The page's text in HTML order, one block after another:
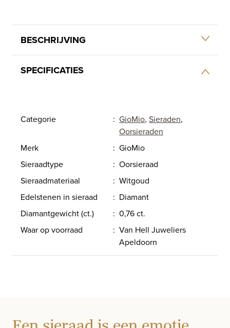
BESCHRIJVING
SPECIFICATIES
Categorie : GioMio, Sieraden,
Oorsieraden
Merk
: GioMio
Sieraadtype
: Oorsieraad
Sieraadmateriaal
: Witgoud
Edelstenen in sieraad
: Diamant
Diamantgewicht (ct.)
: 0,76 ct.
Waar op voorraad
: Van Hell Juweliers
Apeldoorn